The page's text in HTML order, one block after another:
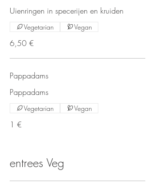
Uienringen in specerijen en kruiden
6,50 €
Vegetarian Vegan
Pappadams
Pappadams
1 €
Vegetarian Vegan
entrees Veg